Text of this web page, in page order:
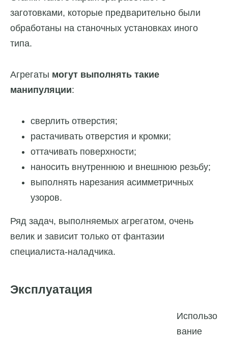
заготовками, которые предварительно были
обработаны на станочных установках иного
типа.
Агрегаты могут выполнять такие
манипуляции:
сверлить отверстия;
растачивать отверстия и кромки;
оттачивать поверхности;
наносить внутреннюю и внешнюю резьбу;
выполнять нарезания асимметричных
узоров.
Ряд задач, выполняемых агрегатом, очень
велик и зависит только от фантазии
специалиста-наладчика.
Эксплуатация
Использо
вание